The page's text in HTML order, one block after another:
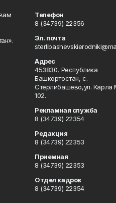
Телефон
8 (34739) 22356
Эл. почта
Адрес
453830, Республика
Башкортостан, c.
Стерлибашево,ул. Карла
102.
Рекламная служба
8 (34739) 22354
Редакция
8 (34739) 22353
Приемная
8 (34739) 22353
Отдел кадров
8 (34739) 22354